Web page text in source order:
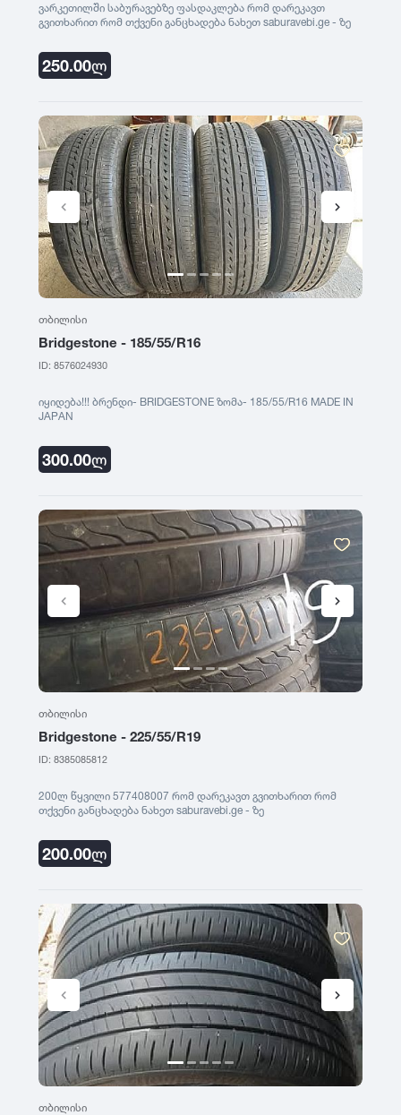
ვარკეთილში საბურავებზე ფასდაკლება რომ დარეკავთ
გვითხარით რომ თქვენი განცხადება ნახეთ saburavebi.ge - ზე
250.00ლ
თბილისი
Bridgestone - 185/55/R16
ID: 8576024930
იყიდება!!! ბრენდი- BRIDGESTONE ზომა- 185/55/R16 MADE IN
JAPAN
300.00ლ
თბილისი
Bridgestone - 225/55/R19
ID: 8385085812
200ლ წყვილი 577408007 რომ დარეკავთ გვითხარით რომ
თქვენი განცხადება ნახეთ saburavebi.ge - ზე
200.00ლ
თბილისი